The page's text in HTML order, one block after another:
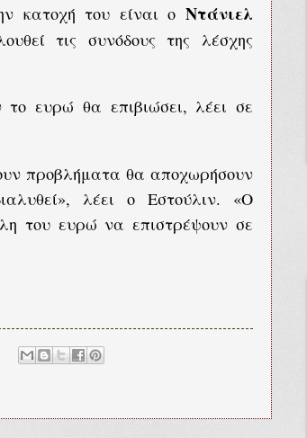
κατοχή του είναι ο Ντάνιελ
τις συνόδους της λέσχης
ευρώ θα επιβιώσει, λέει σε
προβλήματα θα αποχωρήσουν
λέει ο Εστούλιν. «Ο
του ευρώ να επιστρέψουν σε